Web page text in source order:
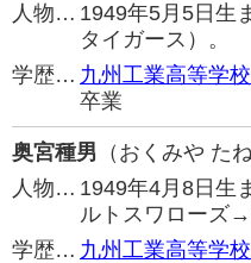
人物… 1949年5月5日生
タイガース）。
学歴… 九州工業高等学
卒業
奥宮種男 （おくみや た
人物… 1949年4月8日生
ルトスワローズ→
学歴… 九州工業高等学